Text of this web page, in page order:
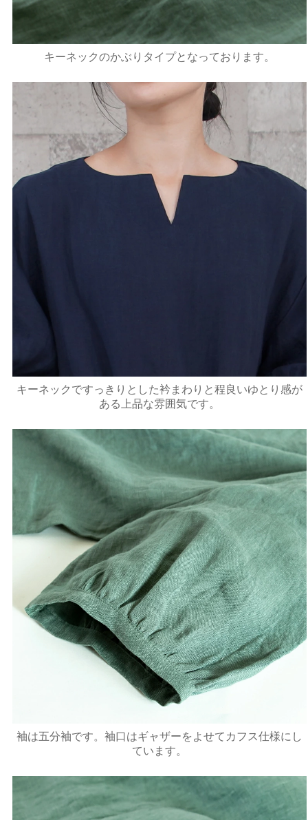
キーネックのかぶりタイプとなっております。
キーネックですっきりとした衿まわりと程良いゆとり感が
ある上品な雰囲気です。
袖は五分袖です。袖口はギャザーをよせてカフス仕様にし
ています。